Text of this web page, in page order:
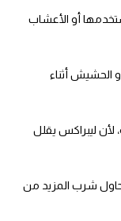
أو الأعشاب
الحشيش أثناء
لأن ليبراكس يقلل
شرب المزيد من